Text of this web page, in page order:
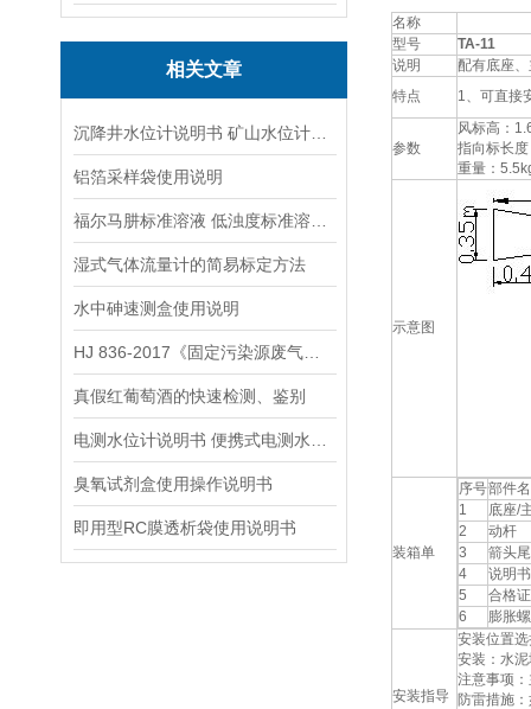
相关文章
铝箔采样袋使用说明
湿式气体流量计的简易标定方法
水中砷速测盒使用说明
真假红葡萄酒的快速检测、鉴别
臭氧试剂盒使用操作说明书
即用型RC膜透析袋使用说明书
名称
型号
TA-11
说明
配有底座
特点
1、可直接
参数
风标高：
指向标长
重量：
示意图
装箱单
序号部件
1
底座/
2
动杆
3
箭头
4
说明书
5
合格证
6
膨胀
安装指导
安装位置
安装：水
注意事项
防雷措施